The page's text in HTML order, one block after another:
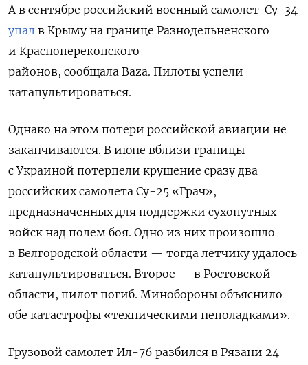
А в сентябре российский военный самолет Су-34
упал в Крыму на границе Разнодельненского
и Красноперекопского
районов, сообщала Baza. Пилоты успели
катапультироваться.
Однако на этом потери российской авиации не
заканчиваются. В июне вблизи границы
с Украиной потерпели крушение сразу два
российских самолета Су-25 «Грач»,
предназначенных для поддержки сухопутных
войск над полем боя. Одно из них произошло
в Белгородской области — тогда летчику удалось
катапультироваться. Второе — в Ростовской
области, пилот погиб. Минобороны объяснило
обе катастрофы «техническими неполадками».
Грузовой самолет Ил-76 разбился в Рязани 24